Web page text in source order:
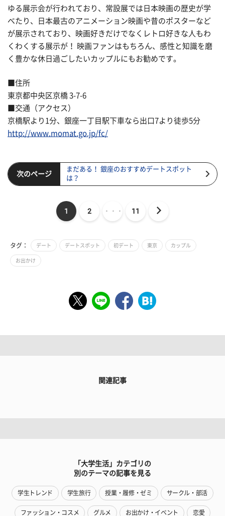
ゆる展示会が行われており、常設展では日本映画の歴史が学
べたり、日本最古のアニメーション映画や昔のポスターなど
が展示されており、映画好きだけでなくレトロ好きな人もわ
くわくする展示が！ 映画ファンはもちろん、感性と知識を磨
く豊かな休日過ごしたいカップルにもお勧めです。
■住所
東京都中央区京橋 3-7-6
■交通（アクセス）
京橋駅より1分、銀座一丁目駅下車なら出口7より徒歩5分
http://www.momat.go.jp/fc/
次のページ
まだある！ 銀座のおすすめデートスポット
は？
1 2 ・・・ 11
タグ： デート デートスポット 初デート 東京 カップル
お出かけ
関連記事
「大学生活」カテゴリの
別のテーマの記事を見る
学生トレンド 学生旅行 授業・履修・ゼミ サークル・部活
ファッション・コスメ グルメ お出かけ・イベント 恋愛